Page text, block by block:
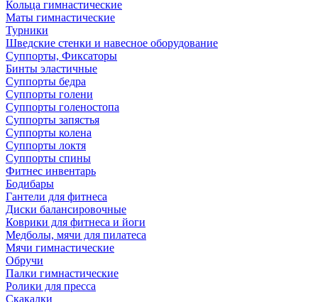
Кольца гимнастические
Маты гимнастические
Турники
Шведские стенки и навесное оборудование
Суппорты, Фиксаторы
Бинты эластичные
Суппорты бедра
Суппорты голени
Суппорты голеностопа
Суппорты запястья
Суппорты колена
Суппорты локтя
Суппорты спины
Фитнес инвентарь
Бодибары
Гантели для фитнеса
Диски балансировочные
Коврики для фитнеса и йоги
Медболы, мячи для пилатеса
Мячи гимнастические
Обручи
Палки гимнастические
Ролики для пресса
Скакалки